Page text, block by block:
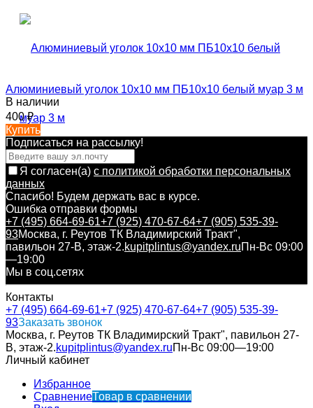
Алюминиевый уголок 10х10 мм ПБ10х10 белый муар 3 м
В наличии
400₽
Купить
Подписаться на рассылкy!
Я согласен(a) с политикой обработки персональных
данных
Спасибо! Будем держать вас в курсе.
Ошибка отправки формы
+7 (495) 664-69-61+7 (925) 470-67-64+7 (905) 535-39-
93Москва, г. Реутов ТК Владимирский Тракт",
павильон 27-В, этаж-2.kupitplintus@yandex.ruПн-Вс 09:00
—19:00
Мы в соц.сетях
Контакты
+7 (495) 664-69-61+7 (925) 470-67-64+7 (905) 535-39-
93Заказать звонок
Москва, г. Реутов ТК Владимирский Тракт", павильон 27-
В, этаж-2.kupitplintus@yandex.ruПн-Вс 09:00—19:00
Личный кабинет
Избранное
СравнениеТовар в сравнении